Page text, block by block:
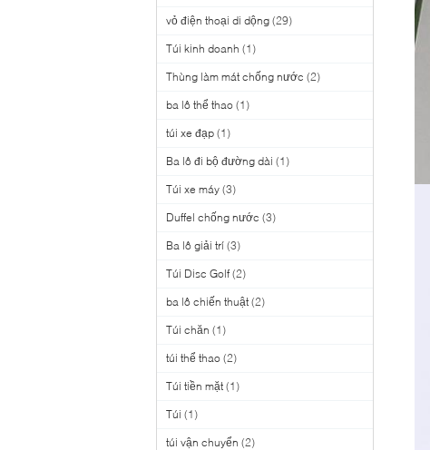
vỏ điện thoại di dộng (29)
Túi kinh doanh (1)
Thùng làm mát chống nước (2)
ba lô thể thao (1)
túi xe đạp (1)
Ba lô đi bộ đường dài (1)
Túi xe máy (3)
Duffel chống nước (3)
Ba lô giải trí (3)
Túi Disc Golf (2)
ba lô chiến thuật (2)
Túi chăn (1)
túi thể thao (2)
Túi tiền mặt (1)
Túi (1)
túi vận chuyển (2)